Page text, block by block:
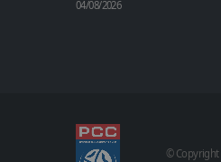
04/08/2026
© Copyright